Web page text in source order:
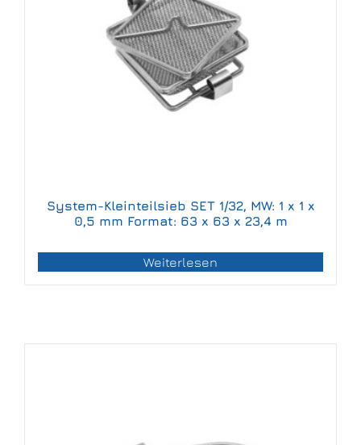
System-Kleinteilsieb SET 1/32, MW: 1 x 1 x
0,5 mm Format: 63 x 63 x 23,4 m
Weiterlesen